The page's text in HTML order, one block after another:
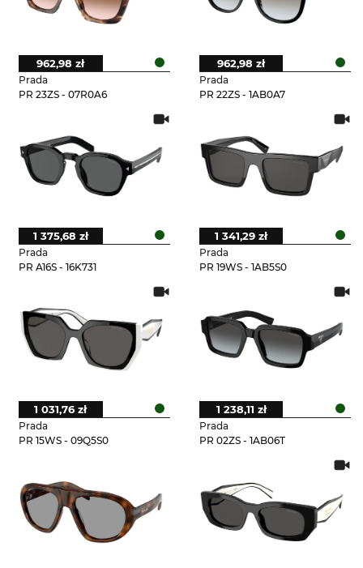
Prada
PR 23ZS - 07R0A6
962,98 zł
Prada
PR 22ZS - 1AB0A7
962,98 zł
Prada
PR A16S - 16K731
1 375,68 zł
Prada
PR 19WS - 1AB5S0
1 341,29 zł
Prada
PR 15WS - 09Q5S0
1 031,76 zł
Prada
PR 02ZS - 1AB06T
1 238,11 zł